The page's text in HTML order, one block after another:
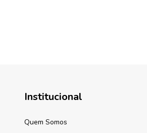
Institucional
Quem Somos